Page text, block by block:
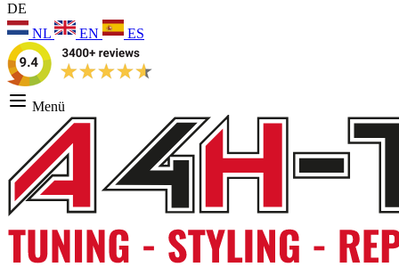
DE
NL
EN ES
Menü